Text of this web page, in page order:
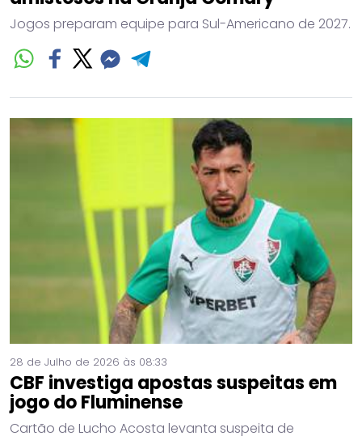
Jogos preparam equipe para Sul-Americano de 2027.
28 de Julho de 2026 às 08:33
CBF investiga apostas suspeitas em
jogo do Fluminense
Cartão de Lucho Acosta levanta suspeita de